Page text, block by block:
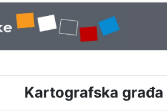
Kartografska građa